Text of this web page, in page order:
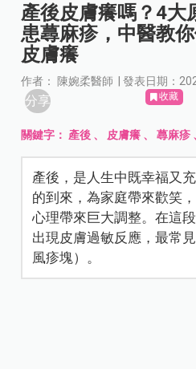
產後皮膚癢嗎？4大
患蕁麻疹，中醫教
皮膚癢
作者： 陳婉柔醫師 | 發表日期：
分享 收藏
關鍵字： 產後 、 皮膚癢 、蕁麻疹
產後，是人生中既幸福又
的到來，為家庭帶來歡笑
心理帶來巨大調整。在這
出現皮膚過敏反應，最常
風疹塊）。